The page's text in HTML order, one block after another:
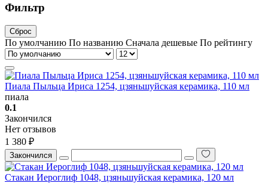
Фильтр
Сброс
По умолчанию По названию Сначала дешевые По рейтингу
Пиала Пыльца Ириса 1254, цзяньшуйская керамика, 110 мл
пиала
0.1
Закончился
Нет отзывов
1 380 ₽
Закончился
Стакан Иероглиф 1048, цзяньшуйская керамика, 120 мл